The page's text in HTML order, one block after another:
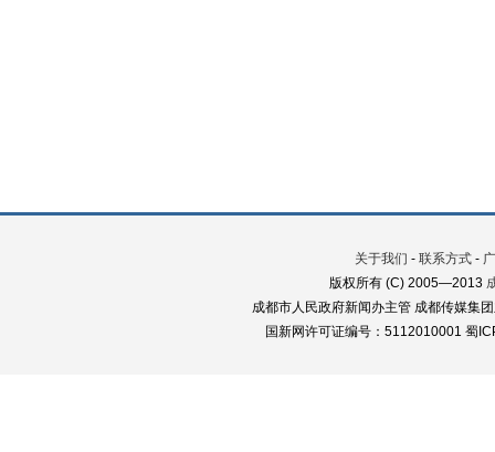
关于我们 - 联系方式 -
版权所有 (C) 2005—2013
成都市人民政府新闻办主管 成都传媒集
国新网许可证编号：5112010001 蜀